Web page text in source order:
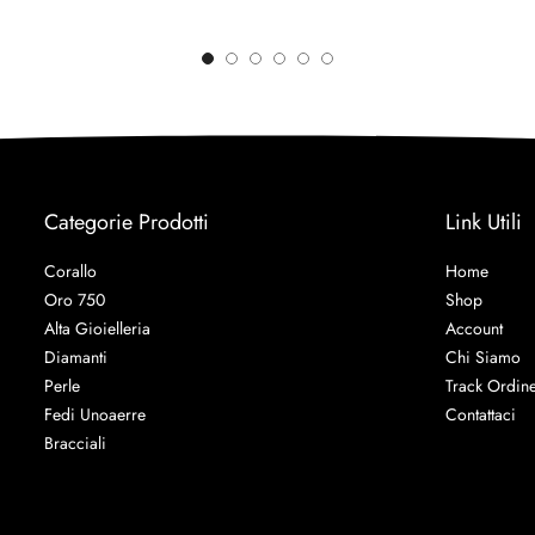
Categorie Prodotti
Corallo
Oro 750
Alta Gioielleria
Diamanti
Perle
Fedi Unoaerre
Bracciali
Link Utili
Home
Shop
Account
Chi Siamo
Track
Contattaci